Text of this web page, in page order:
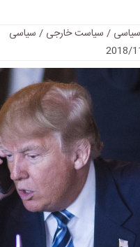
سیاسی / سیاست خارجی / سیاسی